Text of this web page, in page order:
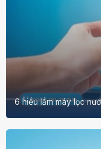
6 hiểu lầm máy lọc